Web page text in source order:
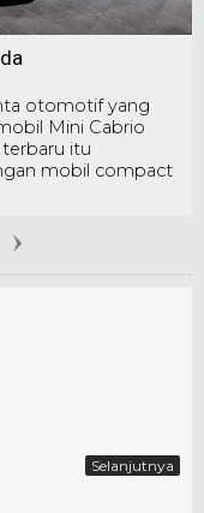
otomotif yang
Mini Cabrio
itu
mobil compact
Selanjutnya